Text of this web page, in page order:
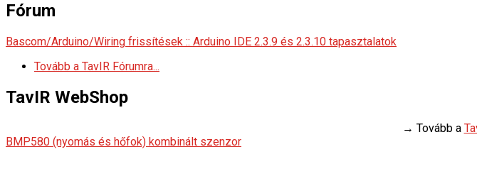
Fórum
Bascom/Arduino/Wiring frissítések :: Arduino IDE 2.3.9 és 2.3.10 tapasztalatok
Tovább a TavIR Fórumra...
TavIR WebShop
→ Tovább a
BMP580 (nyomás és hőfok) kombinált szenzor